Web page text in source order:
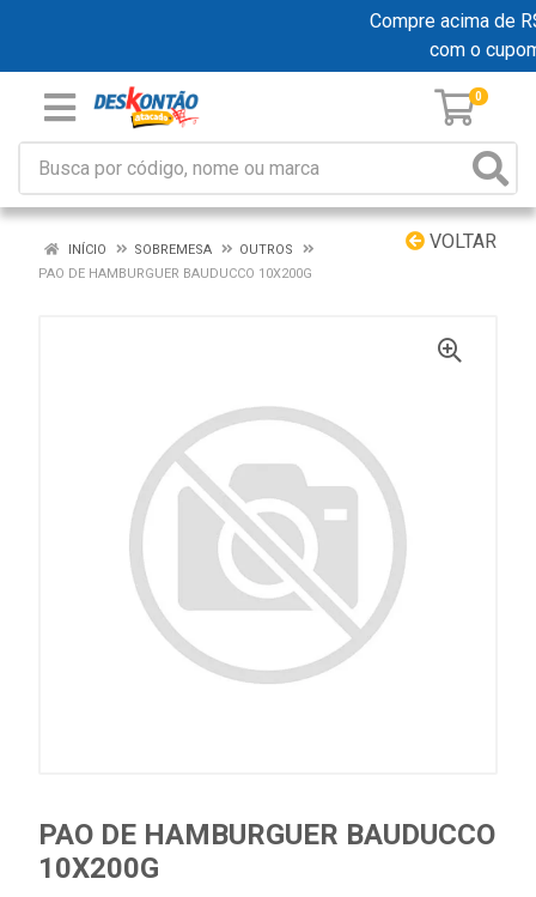
Compre acima de
com o
0
VOLTAR
INÍCIO SOBREMESA
OUTROS
PAO DE HAMBURGUER BAUDUCCO 10X200G
PAO DE HAMBURGUER BAUDUCCO
10X200G